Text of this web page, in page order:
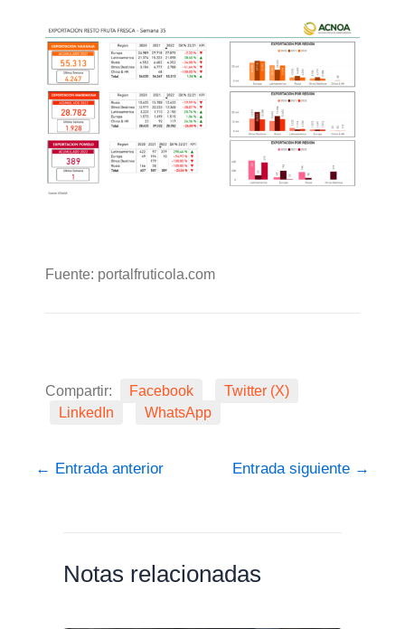
Fuente: portalfruticola.com
Compartir: Facebook
Twitter (X)
LinkedIn
WhatsApp
← Entrada anterior Entrada siguiente →
Notas relacionadas